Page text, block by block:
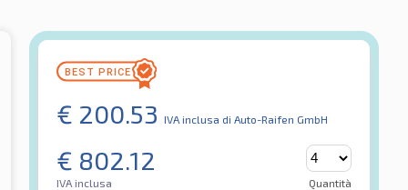
€ 200.53 IVA inclusa di Auto-Raifen GmbH
€ 802.12
IVA inclusa Quantità